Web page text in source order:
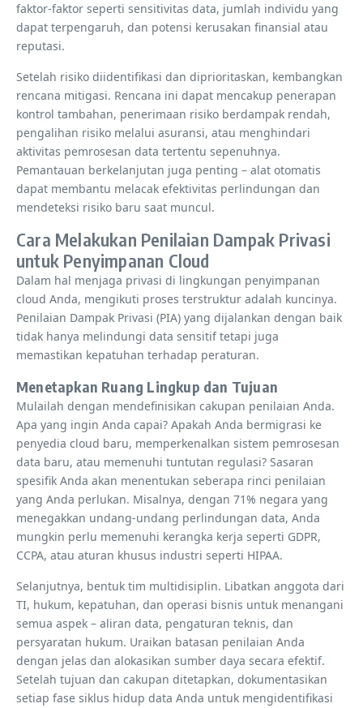
faktor-faktor seperti sensitivitas data, jumlah individu yang
dapat terpengaruh, dan potensi kerusakan finansial atau
reputasi.
Setelah risiko diidentifikasi dan diprioritaskan, kembangkan
rencana mitigasi. Rencana ini dapat mencakup penerapan
kontrol tambahan, penerimaan risiko berdampak rendah,
pengalihan risiko melalui asuransi, atau menghindari
aktivitas pemrosesan data tertentu sepenuhnya.
Pemantauan berkelanjutan juga penting – alat otomatis
dapat membantu melacak efektivitas perlindungan dan
mendeteksi risiko baru saat muncul.
Cara Melakukan Penilaian Dampak Privasi
untuk Penyimpanan Cloud
Dalam hal menjaga privasi di lingkungan penyimpanan
cloud Anda, mengikuti proses terstruktur adalah kuncinya.
Penilaian Dampak Privasi (PIA) yang dijalankan dengan baik
tidak hanya melindungi data sensitif tetapi juga
memastikan kepatuhan terhadap peraturan.
Menetapkan Ruang Lingkup dan Tujuan
Mulailah dengan mendefinisikan cakupan penilaian Anda.
Apa yang ingin Anda capai? Apakah Anda bermigrasi ke
penyedia cloud baru, memperkenalkan sistem pemrosesan
data baru, atau memenuhi tuntutan regulasi? Sasaran
spesifik Anda akan menentukan seberapa rinci penilaian
yang Anda perlukan. Misalnya, dengan 71% negara yang
menegakkan undang-undang perlindungan data, Anda
mungkin perlu memenuhi kerangka kerja seperti GDPR,
CCPA, atau aturan khusus industri seperti HIPAA.
Selanjutnya, bentuk tim multidisiplin. Libatkan anggota dari
TI, hukum, kepatuhan, dan operasi bisnis untuk menangani
semua aspek – aliran data, pengaturan teknis, dan
persyaratan hukum. Uraikan batasan penilaian Anda
dengan jelas dan alokasikan sumber daya secara efektif.
Setelah tujuan dan cakupan ditetapkan, dokumentasikan
setiap fase siklus hidup data Anda untuk mengidentifikasi